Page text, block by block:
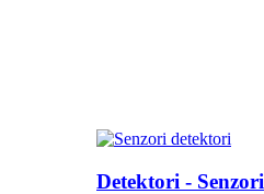
Detektori - Senzori